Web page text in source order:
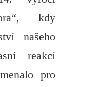
kdy
našeho
reakcí
pro